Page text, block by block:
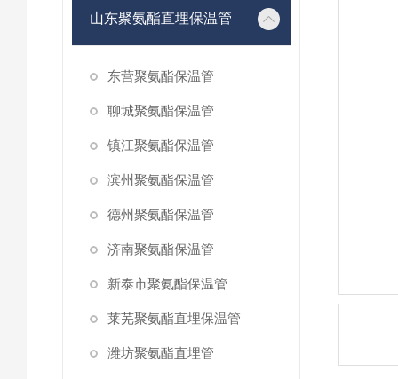
山东聚氨酯直埋保温管
东营聚氨酯保温管
聊城聚氨酯保温管
镇江聚氨酯保温管
滨州聚氨酯保温管
德州聚氨酯保温管
济南聚氨酯保温管
新泰市聚氨酯保温管
莱芜聚氨酯直埋保温管
潍坊聚氨酯直埋管